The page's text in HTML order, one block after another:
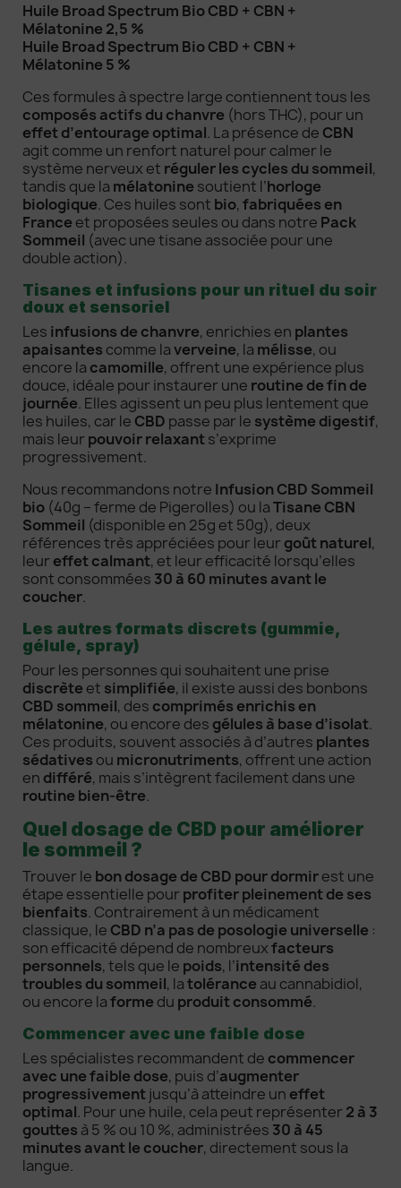
Huile Broad Spectrum Bio CBD + CBN +
Mélatonine 2,5 %
Huile Broad Spectrum Bio CBD + CBN +
Mélatonine 5 %
Ces formules à spectre large contiennent tous les
composés actifs du chanvre (hors THC), pour un
effet d’entourage optimal. La présence de CBN
agit comme un renfort naturel pour calmer le
système nerveux et réguler les cycles du sommeil,
tandis que la mélatonine soutient l’horloge
biologique. Ces huiles sont bio,fabriquées en
France et proposées seules ou dans notre Pack
Sommeil (avec une tisane associée pour une
double action).
Tisanes et infusions pour un rituel du soir
doux et sensoriel
Les infusions de chanvre, enrichies en plantes
apaisantes comme laverveine, la mélisse, ou
encore la camomille, offrent une expérience plus
douce, idéale pour instaurer une routine de fin de
journée. Elles agissent un peu plus lentement que
les huiles, car le CBD passe par le système digestif,
mais leur pouvoir relaxants’exprime
progressivement.
Nous recommandons notre Infusion CBD Sommeil
bio (40g – ferme de Pigerolles) ou laTisane CBN
Sommeil (disponible en 25g et 50g), deux
références très appréciées pour leur goût naturel,
leur effet calmant, et leur efficacité lorsqu’elles
sont consommées 30 à 60 minutes avant le
coucher.
Les autres formats discrets (gummie,
gélule, spray)
Pour les personnes qui souhaitent une prise
discrète et simplifiée, il existe aussi des bonbons
CBD sommeil, des comprimés enrichis en
mélatonine, ou encore des gélules à base d’isolat.
Ces produits, souvent associés à d’autres plantes
sédatives ou micronutriments, offrent une action
en différé, mais s’intègrent facilement dans une
routine bien-être.
Quel dosage de CBD pour améliorer
le sommeil ?
Trouver le bon dosage de CBD pour dormirest une
étape essentielle pour profiter pleinement de ses
bienfaits. Contrairement à un médicament
classique, le CBD n’a pas de posologie universelle :
son efficacité dépend de nombreuxfacteurs
personnels, tels que le poids, l’intensité des
troubles du sommeil, latolérance au cannabidiol,
ou encore laforme du produit consommé.
Commencer avec une faible dose
Les spécialistes recommandent de commencer
avec une faible dose, puis d’augmenter
progressivement jusqu’à atteindre un effet
optimal. Pour une huile, cela peut représenter 2 à 3
gouttes à 5 % ou 10 %, administrées 30 à 45
minutes avant le coucher, directement sous la
langue.